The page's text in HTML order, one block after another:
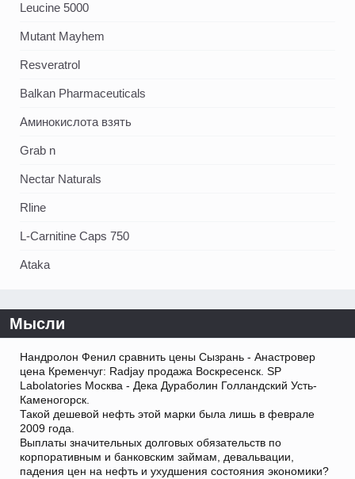
Leucine 5000
Mutant Mayhem
Resveratrol
Balkan Pharmaceuticals
Аминокислота взять
Grab n
Nectar Naturals
Rline
L-Carnitine Caps 750
Ataka
Мысли
Нандролон Фенил сравнить цены Сызрань - Анастровер
цена Кременчуг: Radjay продажа Воскресенск. SP
Labolatories Москва - Дека Дураболин Голландский Усть-
Каменогорск.
Такой дешевой нефть этой марки была лишь в феврале
2009 года.
Выплаты значительных долговых обязательств по
корпоративным и банковским займам, девальвации,
падения цен на нефть и ухудшения состояния экономики?